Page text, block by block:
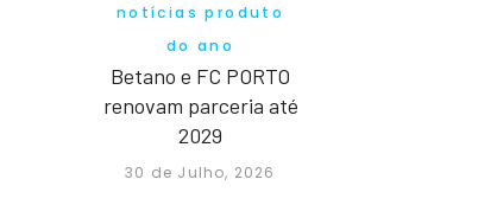
notícias produto
do ano
Betano e FC PORTO
renovam parceria até
2029
30 de Julho, 2026